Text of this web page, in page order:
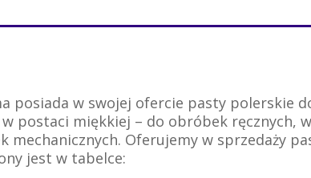
posiada w swojej ofercie pasty polerskie
postaci miękkiej – do obróbek ręcznych,
mechanicznych. Oferujemy w sprzedaży
jest w tabelce: